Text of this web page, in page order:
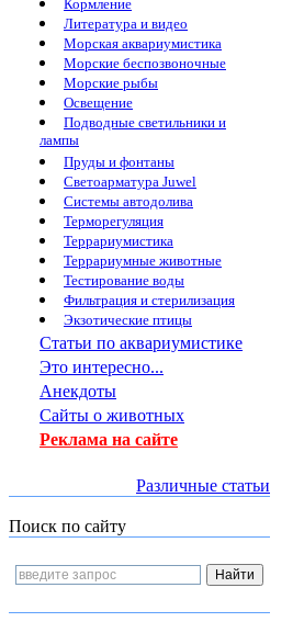
Кормление
Литература и видео
Морская аквариумистика
Морские беспозвоночные
Морские рыбы
Освещение
Подводные светильники и
лампы
Пруды и фонтаны
Светоарматура Juwel
Системы автодолива
Терморегуляция
Террариумистика
Террариумные животные
Тестирование воды
Фильтрация и стерилизация
Экзотические птицы
Статьи по аквариумистике
Это интересно...
Анекдоты
Сайты о животных
Реклама на сайте
Различные статьи
Поиск по сайту